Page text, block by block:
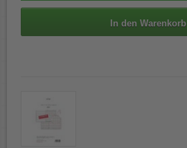
In den Warenkorb